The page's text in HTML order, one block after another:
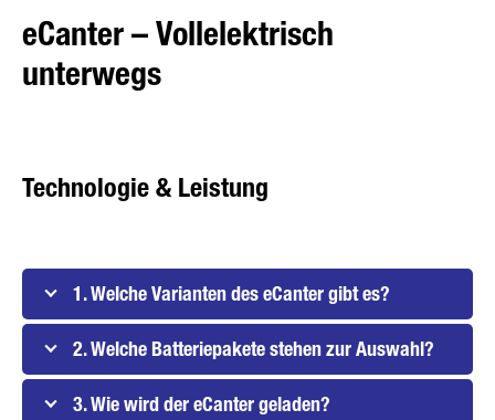
eCanter – Vollelektrisch
unterwegs
Technologie & Leistung
1. Welche Varianten des eCanter gibt es?
2. Welche Batteriepakete stehen zur Auswahl?
3. Wie wird der eCanter geladen?